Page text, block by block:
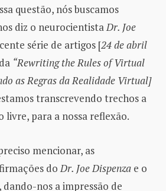
questão, nós buscamos
diz o neurocientistaDr. Joe
série de artigos [24 de abril
“Rewriting the Rules of Virtual
as Regras da Realidade Virtual]
transcrevendo trechos a
livre, para a nossa reflexão.
mencionar, as
doDr. Joe Dispenza e o
dando-nos a impressão de